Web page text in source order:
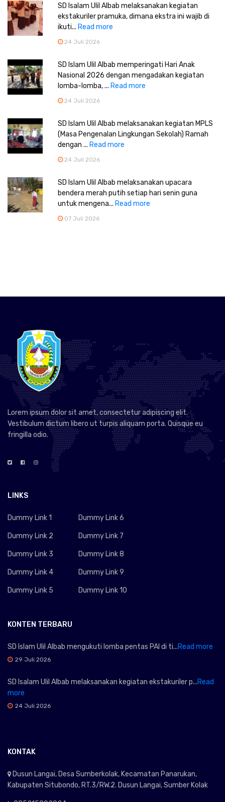
SD Isalam Ulil Albab melaksanakan kegiatan
ekstakuriler pramuka, dimana ekstra ini wajib di
ikuti... Read more
24 Juli 2026
SD Islam Ulil Albab memperingati Hari Anak
Nasional 2026 dengan mengadakan kegiatan
lomba-lomba, ... Read more
24 Juli 2026
SD Islam Ulil Albab melaksanakan kegiatan MPLS
(Masa Pengenalan Lingkungan Sekolah) Ramah
dengan ... Read more
24 Juli 2026
SD Islam Ulil Albab melaksanakan upacara
bendera merah putih setiap hari senin guna
untuk mengena... Read more
07 Juli 2026
Lorem ipsum dolor sit amet, consectetur adipiscing elit.
Vestibulum dictum libero ut turpis aliquam porta. Quisque eu
fringilla odio.
LINKS
Dummy Link 1
Dummy Link 2
Dummy Link 3
Dummy Link 4
Dummy Link 5
Dummy Link 6
Dummy Link 7
Dummy Link 8
Dummy Link 9
Dummy Link 10
KONTEN TERBARU
SD Islam Ulil Albab mengukuti lomba pentas PAI di ti...Read more
29 Juli 2026
SD Isalam Ulil Albab melaksanakan kegiatan ekstakuriler p...Read
more
24 Juli 2026
KONTAK
Dusun Langai, Desa Sumberkolak, Kecamatan Panarukan,
Kabupaten Situbondo, RT.3/RW.2. Dusun Langai, Sumber Kolak